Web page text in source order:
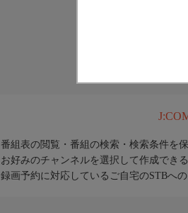
番組表の閲覧・番組の検索・検索条件を
お好みのチャンネルを選択して作成できる
録画予約に対応しているご自宅のSTBへの